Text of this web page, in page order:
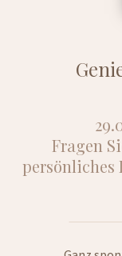
Fragen
persönliches